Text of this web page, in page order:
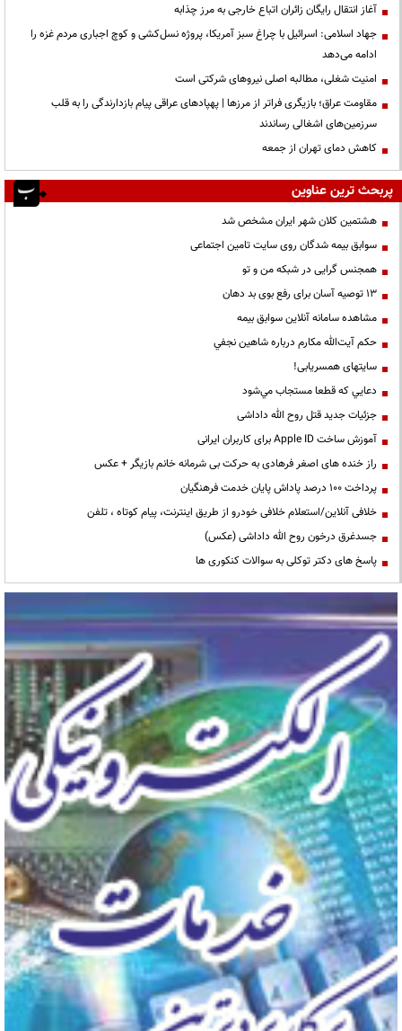
آغاز انتقال رایگان زائران اتباع خارجی به مرز چذابه
جهاد اسلامی: اسرائیل با چراغ سبز آمریکا، پروژه نسل‌کشی و کوچ اجباری مردم غزه را
ادامه می‌دهد
‌امنیت شغلی، مطالبه اصلی نیروهای شرکتی است
مقاومت عراق؛ بازیگری فراتر از مرزها | پهپادهای عراقی پیام بازدارندگی را به قلب
سرزمین‌های اشغالی رساندند
کاهش دمای تهران از جمعه
پربحث ترین عناوین
هشتمین کلان شهر ایران مشخص شد
سوابق بیمه شدگان روی سایت تامین اجتماعی
همجنس گرایی در شبکه من و تو
13 توصیه آسان برای رفع بوی بد دهان
مشاهده سامانه آنلاين سوابق بیمه
حكم آيت‌الله مكارم درباره شاهين نجفي
سایتهای همسریابی!
دعايي كه قطعا مستجاب مي‌شود
جزئیات جدید قتل روح الله داداشی
آموزش ساخت Apple ID برای کاربران ایرانی
راز خنده های اصغر فرهادی به حرکت بی شرمانه خانم بازیگر + عکس
پرداخت ۱۰۰ درصد پاداش پایان خدمت فرهنگیان
خلافی آنلاین/استعلام خلافی خودرو از طریق اینترنت، پیام کوتاه ، تلفن
جسدغرق درخون روح الله داداشی (عکس)
پاسخ های دکتر توکلی به سوالات کنکوری ها